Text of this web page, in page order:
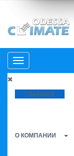
ГЛАВНАЯ
О КОМПАНИИ